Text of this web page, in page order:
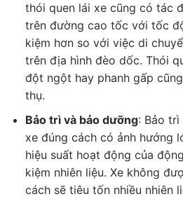
thói quen lái xe cũng có tác
trên đường cao tốc với tốc
kiệm hơn so với việc di
trên địa hình đèo dốc. Thói
đột ngột hay phanh gấp
thụ.
Bảo trì và bảo dưỡng: Bảo trì
xe đúng cách có ảnh hướng
hiệu suất hoạt động của
kiệm nhiên liệu. Xe không
cách sẽ tiêu tốn nhiều nhiên